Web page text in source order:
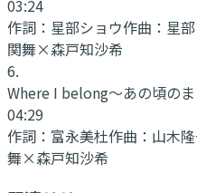
03:24
作詞： 星部ショウ作曲： 星
関舞×森戸知沙希
6.
Where I belong～あの頃の
04:29
作詞： 富永美杜作曲： 山木
舞×森戸知沙希